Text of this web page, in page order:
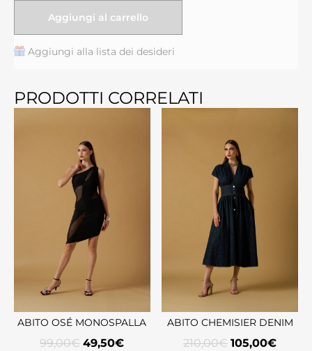
Aggiungi al carrello
Aggiungi alla lista dei desideri
PRODOTTI CORRELATI
ABITO OSÉ MONOSPALLA
99,00€ 49,50€
ABITO CHEMISIER DENIM
210,00€ 105,00€